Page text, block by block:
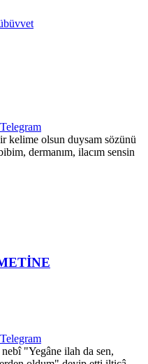
Telegram
kelime olsun duysam sözünü
dermanım, ilacım sensin
Telegram
nebî "Yegâne ilah da sen,